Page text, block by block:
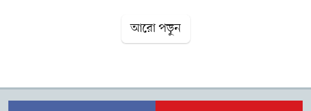
এসপেরান্সে খেলার সময় সমর্থকদের দেওয়া ‘দ্য ট্যাংক’ ডাকনামে তিনি
বেশি পরিচিত ছিলেন।২০০৯ সালে আয়ারল্যান্ডের বিপক্ষে প্রীতি ম্যাচে
যদিও বিশ্বকাপের চূড়ান্ত দলে জায়গা পাননি।নাইজেরিয়া ফুটবল
আরো পড়ুন